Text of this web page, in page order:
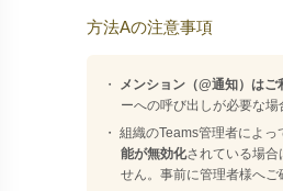
方法Aの注意事項
・ メンション（@通知）はご
ーへの呼び出しが必要な場
・ 組織のTeams管理者によっ
能が無効化されている場合
せん。事前に管理者様へご